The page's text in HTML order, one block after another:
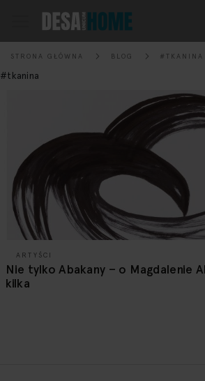
STRONA GŁÓWNA BLOG #TKANINA
#tkanina
ARTYŚCI
Nie tylko Abakany – o Magdalenie
kilka